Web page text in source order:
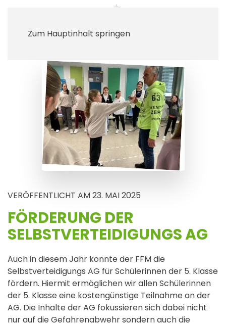
Zum Hauptinhalt springen
VERÖFFENTLICHT AM 23. MAI 2025
FÖRDERUNG DER
SELBSTVERTEIDIGUNGS AG
Auch in diesem Jahr konnte der FFM die
Selbstverteidigungs AG für Schülerinnen der 5. Klasse
fördern. Hiermit ermöglichen wir allen Schülerinnen
der 5. Klasse eine kostengünstige Teilnahme an der
AG. Die Inhalte der AG fokussieren sich dabei nicht
nur auf die Gefahrenabwehr sondern auch die